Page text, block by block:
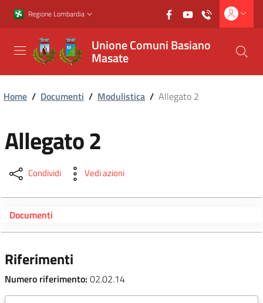
Vai al contenuto principale
Vai al footer
Regione Lombardia
Unione Comuni Basiano
Masate
Home / Documenti / Modulistica / Allegato 2
Allegato 2
Condividi Vedi azioni
Documenti
Riferimenti
Numero riferimento: 02.02.14